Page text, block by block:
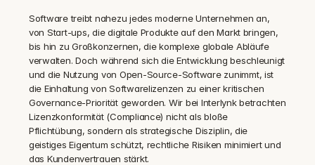
Software treibt nahezu jedes moderne Unternehmen an,
von Start-ups, die digitale Produkte auf den Markt bringen,
bis hin zu Großkonzernen, die komplexe globale Abläufe
verwalten. Doch während sich die Entwicklung beschleunigt
und die Nutzung von Open-Source-Software zunimmt, ist
die Einhaltung von Softwarelizenzen zu einer kritischen
Governance-Priorität geworden. Wir bei Interlynk betrachten
Lizenzkonformität (Compliance) nicht als bloße
Pflichtübung, sondern als strategische Disziplin, die
geistiges Eigentum schützt, rechtliche Risiken minimiert und
das Kundenvertrauen stärkt.